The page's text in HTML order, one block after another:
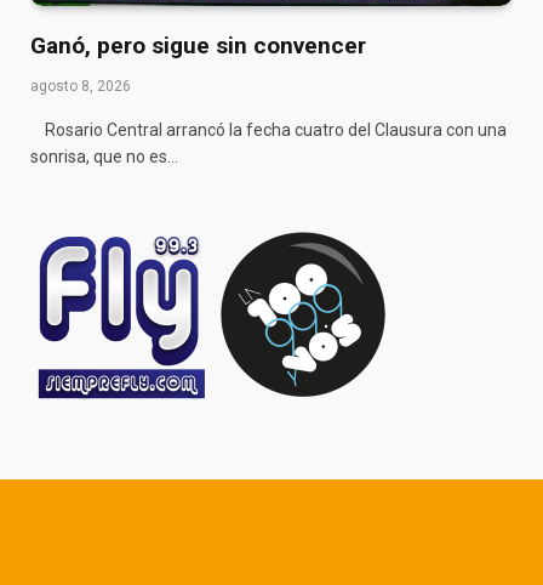
Ganó, pero sigue sin convencer
agosto 8, 2026
Rosario Central arrancó la fecha cuatro del Clausura con una
sonrisa, que no es…